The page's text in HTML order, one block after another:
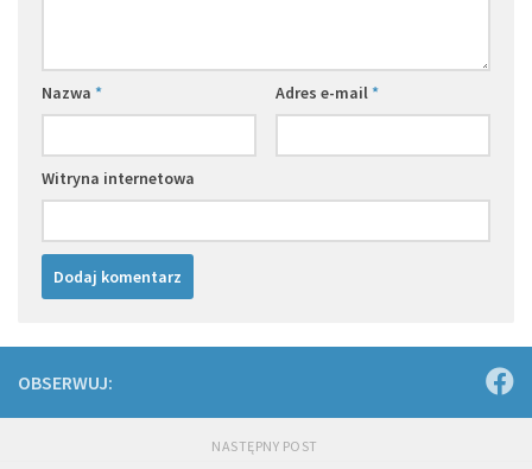
Nazwa * Adres e-mail*
Witryna internetowa
OBSERWUJ:
NASTĘPNY POST